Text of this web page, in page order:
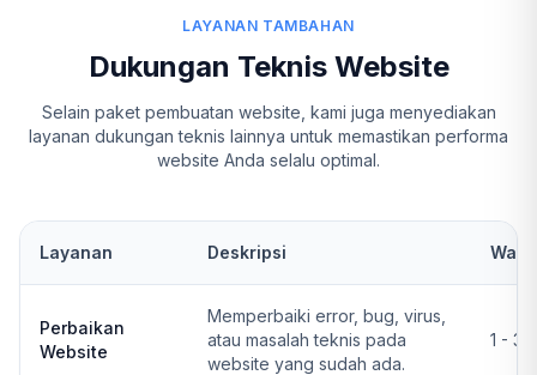
LAYANAN TAMBAHAN
Dukungan Teknis Website
Selain paket pembuatan website, kami juga menyediakan
layanan dukungan teknis lainnya untuk memastikan performa
website Anda selalu optimal.
Layanan Deskripsi
Perbaikan
Website
Memperbaiki error, bug, virus,
atau masalah teknis pada
website yang sudah ada.
1 - 3